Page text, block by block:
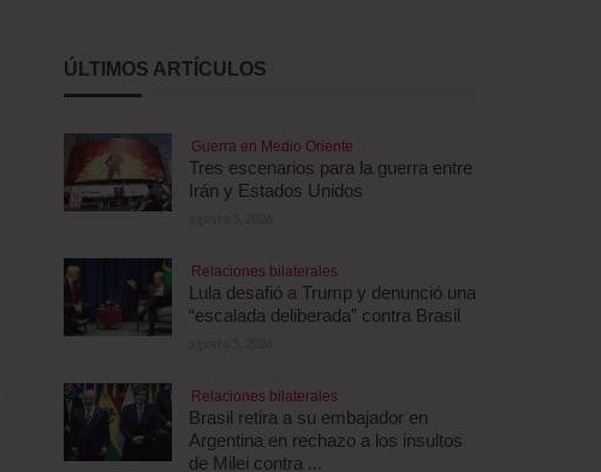
ÚLTIMOS ARTÍCULOS
Guerra en Medio Oriente
Tres escenarios para la guerra entre
Irán y Estados Unidos
Relaciones bilaterales
Lula desafió a Trump y denunció una
“escalada deliberada” contra Brasil
Relaciones bilaterales
Brasil retira a su embajador en
Argentina en rechazo a los insultos
de Milei contra ...